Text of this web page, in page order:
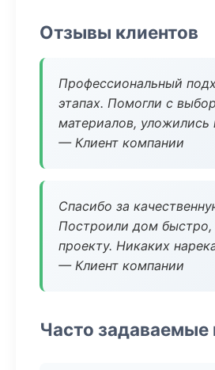
Отзывы клиентов
Профессиональный
этапах. Помогли с
материалов,
— Клиент компании
Спасибо за
Построили дом быстро,
проекту. Никаких
— Клиент компании
Часто задаваемые